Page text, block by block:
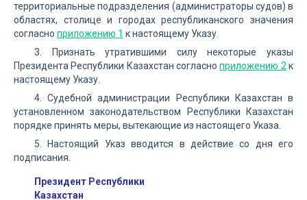
территориальные подразделения (администраторы судов) в
областях, столице и городах республиканского значения
согласно приложению 1 к настоящему Указу.
3. Признать утратившими силу некоторые указы
Президента Республики Казахстан согласноприложению 2 к
настоящему Указу.
4. Судебной администрации Республики Казахстан в
установленном законодательством Республики Казахстан
порядке принять меры, вытекающие из настоящего Указа.
5. Настоящий Указ вводится в действие со дня его
подписания.
Президент Республики
Казахстан